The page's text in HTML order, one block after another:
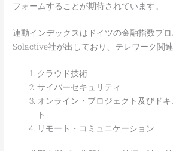
フォームすることが期待されています。
連動インデックスはドイツの金融指数プ
Solactive社が出しており、テレワーク関連
クラウド技術
サイバーセキュリティ
オンライン・プロジェクト及びド
ト
リモート・コミュニケーション